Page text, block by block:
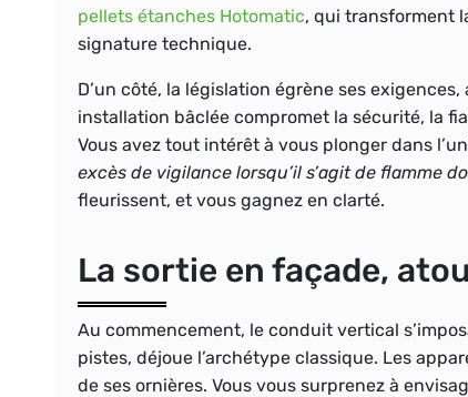
pellets étanches Hotomatic, qui transforment
signature technique.
D’un côté, la législation égrène ses
installation bâclée compromet la sécurité, la
Vous avez tout intérêt à vous plonger dans
excès de vigilance lorsqu’il s’agit de flamme
fleurissent, et vous gagnez en clarté.
La sortie en façade,
Au commencement, le conduit vertical
pistes, déjoue l’archétype classique. Les
de ses ornières. Vous vous surprenez à